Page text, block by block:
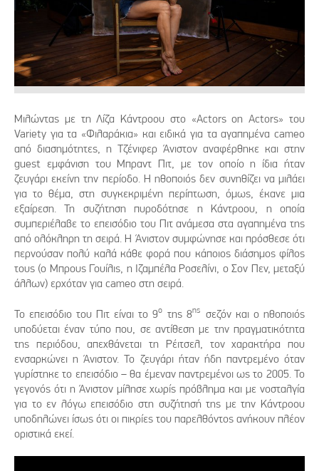
Μιλώντας με τη Λίζα Κάντροου στο «Actors on Actors» του
Variety για τα «Φιλαράκια» και ειδικά για τα αγαπημένα cameo
από διασημότητες, η Τζένιφερ Άνιστον αναφέρθηκε και στην
guest εμφάνιση του Μπραντ Πιτ, με τον οποίο η ίδια ήταν
ζευγάρι εκείνη την περίοδο. Η ηθοποιός δεν συνηθίζει να μιλάει
για το θέμα, στη συγκεκριμένη περίπτωση, όμως, έκανε μια
εξαίρεση. Τη συζήτηση πυροδότησε η Κάντροου, η οποία
συμπεριέλαβε το επεισόδιο του Πιτ ανάμεσα στα αγαπημένα της
από ολόκληρη τη σειρά. Η Άνιστον συμφώνησε και πρόσθεσε ότι
περνούσαν πολύ καλά κάθε φορά που κάποιος διάσημος φίλος
τους (ο Μπρους Γουίλις, η Ιζαμπέλα Ροσελίνι, ο Σον Πεν, μεταξύ
άλλων) ερχόταν για cameo στη σειρά.
Το επεισόδιο του Πιτ είναι το 9ο της 8ης σεζόν και ο ηθοποιός
υποδύεται έναν τύπο που, σε αντίθεση με την πραγματικότητα
της περιόδου, απεχθάνεται τη Ρέιτσελ, τον χαρακτήρα που
ενσαρκώνει η Άνιστον. Το ζευγάρι ήταν ήδη παντρεμένο όταν
γυρίστηκε το επεισόδιο – θα έμεναν παντρεμένοι ως το 2005. Το
γεγονός ότι η Άνιστον μίλησε χωρίς πρόβλημα και με νοσταλγία
για το εν λόγω επεισόδιο στη συζήτησή της με την Κάντροου
υποδηλώνει ίσως ότι οι πικρίες του παρελθόντος ανήκουν πλέον
οριστικά εκεί.